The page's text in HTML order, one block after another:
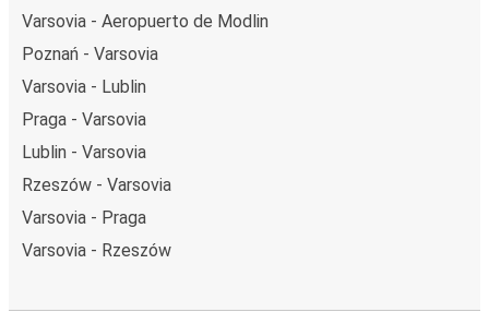
Varsovia - Aeropuerto de Modlin
Poznań - Varsovia
Varsovia - Lublin
Praga - Varsovia
Lublin - Varsovia
Rzeszów - Varsovia
Varsovia - Praga
Varsovia - Rzeszów